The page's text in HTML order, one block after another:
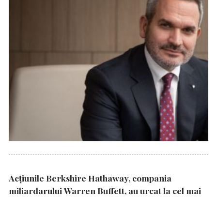
Acțiunile Berkshire Hathaway, compania
miliardarului Warren Buffett, au urcat la cel mai